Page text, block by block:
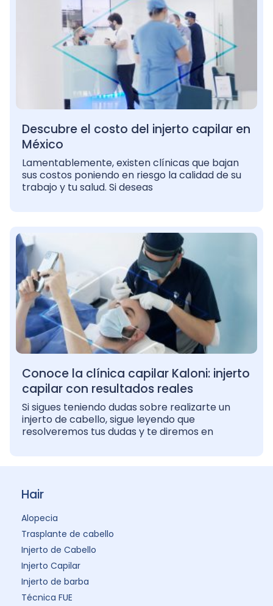
Descubre el costo del injerto capilar en
México
Lamentablemente, existen clínicas que bajan
sus costos poniendo en riesgo la calidad de su
trabajo y tu salud. Si deseas
Conoce la clínica capilar Kaloni: injerto
capilar con resultados reales
Si sigues teniendo dudas sobre realizarte un
injerto de cabello, sigue leyendo que
resolveremos tus dudas y te diremos en
Hair
Alopecia
Trasplante de cabello
Injerto de Cabello
Injerto Capilar
Injerto de barba
Técnica FUE